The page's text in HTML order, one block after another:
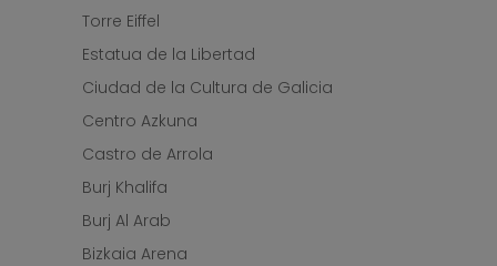
Torre Eiffel
Estatua de la Libertad
Ciudad de la Cultura de Galicia
Centro Azkuna
Castro de Arrola
Burj Khalifa
Burj Al Arab
Bizkaia Arena